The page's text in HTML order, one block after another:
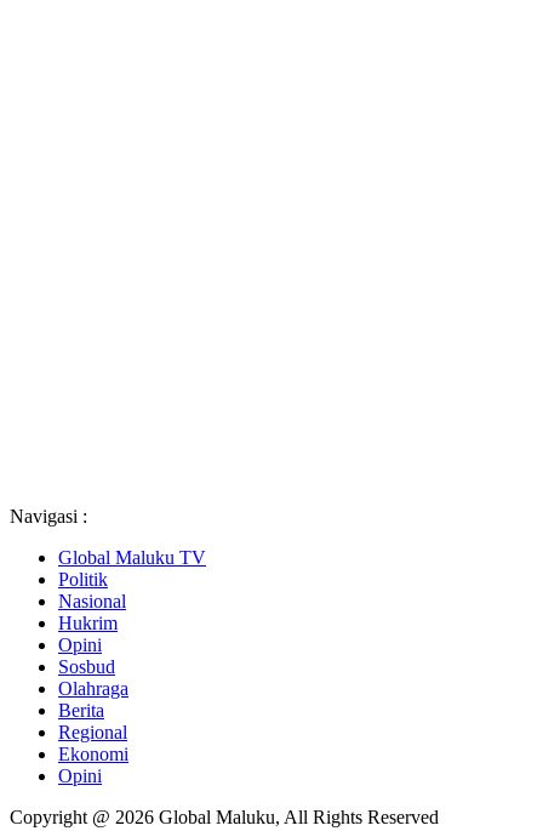
Navigasi :
Global Maluku TV
Politik
Nasional
Hukrim
Opini
Sosbud
Olahraga
Berita
Regional
Ekonomi
Opini
Copyright @ 2026 Global Maluku, All Rights Reserved